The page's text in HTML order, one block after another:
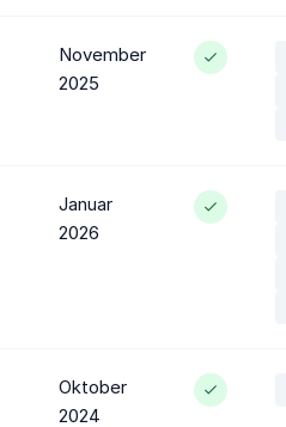
November
2025
Januar
2026
Oktober
2024